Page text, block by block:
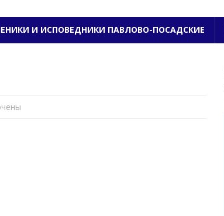
И ИСПОВЕДНИКИ ПАВЛОВО-ПОСАДСКИЕ